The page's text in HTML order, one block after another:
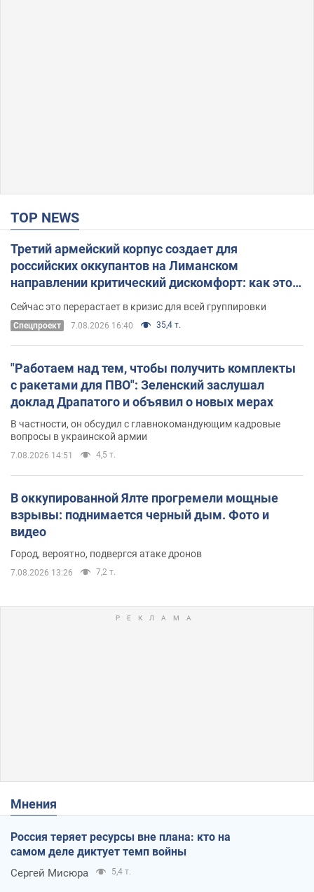
TOP NEWS
Третий армейский корпус создает для
российских оккупантов на Лиманском
направлении критический дискомфорт: как это
удалось
Сейчас это перерастает в кризис для всей группировки
Спецпроект 7.08.2026 16:40 35,4 т.
"Работаем над тем, чтобы получить комплекты
с ракетами для ПВО": Зеленский заслушал
доклад Драпатого и объявил о новых мерах
В частности, он обсудил с главнокомандующим кадровые
вопросы в украинской армии
7.08.2026 14:51 4,5 т.
В оккупированной Ялте прогремели мощные
взрывы: поднимается черный дым. Фото и
видео
Город, вероятно, подвергся атаке дронов
7.08.2026 13:26 7,2 т.
Мнения
Россия теряет ресурсы вне плана: кто на
самом деле диктует темп войны
Сергей Мисюра 5,4 т.